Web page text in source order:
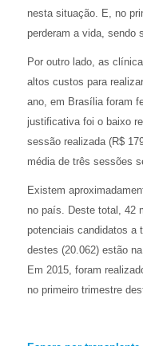
nesta situação. E, no
perderam a vida, sendo
Por outro lado, as
altos custos para
ano, em Brasília foram
justificativa foi o baixo
sessão realizada (R$
média de três sessões
Existem
no país. Deste total, 42
potenciais candidatos a
destes (20.062) estão
Em 2015, foram
no primeiro trimestre